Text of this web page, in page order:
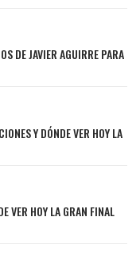
DE JAVIER AGUIRRE PARA
Y DÓNDE VER HOY LA
VER HOY LA GRAN FINAL